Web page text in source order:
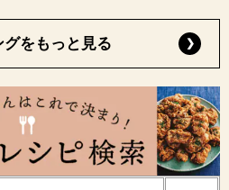
グをもっと見る